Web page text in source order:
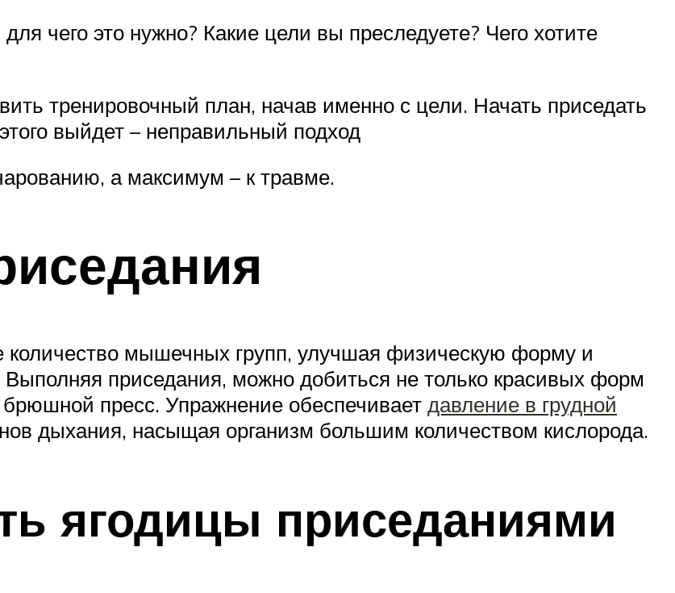
чего это нужно? Какие цели вы преследуете? Чего хотите
тренировочный план, начав именно с цели. Начать приседать
выйдет – неправильный подход
а максимум – к травме.
количество мышечных групп, улучшая физическую форму и
Выполняя приседания, можно добиться не только красивых форм
пресс. Упражнение обеспечивает давление в грудной
дыхания, насыщая организм большим количеством кислорода.
ягодицы приседаниями